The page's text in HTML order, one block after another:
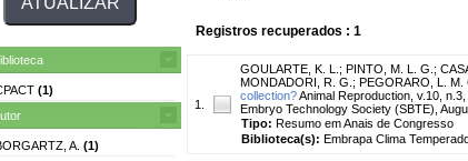
(1)
A. (1)
Registros recuperados : 1
1.
GOULARTE, K. L. ; PINTO, M. L. G. ;
MONDADORI, R. G. ; PEGORARO, L. M.
collection?Animal Reproduction, v.10,
Embryo Technology Society (SBTE),
Tipo: Resumo em Anais de Congresso
Biblioteca(s): Embrapa Clima